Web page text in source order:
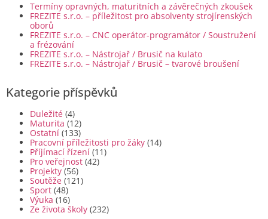
Termíny opravných, maturitních a závěrečných zkoušek
FREZITE s.r.o. – příležitost pro absolventy strojírenských
oborů
FREZITE s.r.o. – CNC operátor-programátor / Soustružení
a frézování
FREZITE s.r.o. – Nástrojař / Brusič na kulato
FREZITE s.r.o. – Nástrojař / Brusič – tvarové broušení
Kategorie příspěvků
Duležité (4)
Maturita (12)
Ostatní (133)
Pracovní příležitosti pro žáky (14)
Příjímací řízení (11)
Pro veřejnost (42)
Projekty (56)
Soutěže (121)
Sport (48)
Výuka (16)
Ze života školy (232)